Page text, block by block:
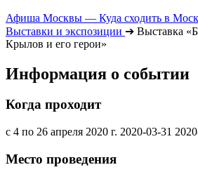
Афиша Москвы — Куда сходить в
Выставки и экспозиции ➔ Выставка
Крылов и его герои»
Информация о событии
Когда проходит
с 4 по 26 апреля 2020 г. 2020-03-31
Место проведения